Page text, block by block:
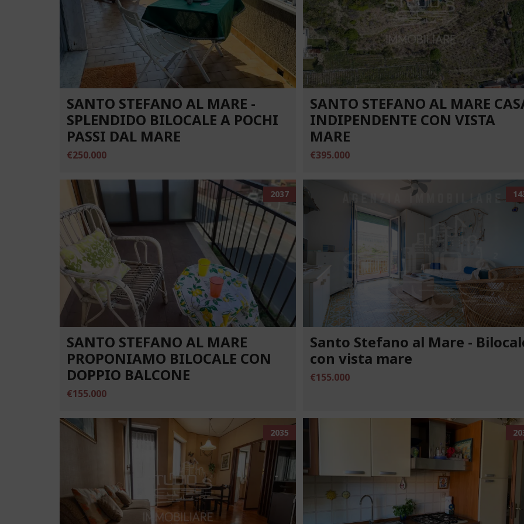
SANTO STEFANO AL MARE -
SPLENDIDO BILOCALE A POCHI
PASSI DAL MARE
€250.000
SANTO STEFANO AL MARE
INDIPENDENTE CON VISTA
MARE
€395.000
2037
SANTO STEFANO AL MARE
PROPONIAMO BILOCALE CON
DOPPIO BALCONE
€155.000
Santo Stefano al Mare -
con vista mare
€155.000
2035